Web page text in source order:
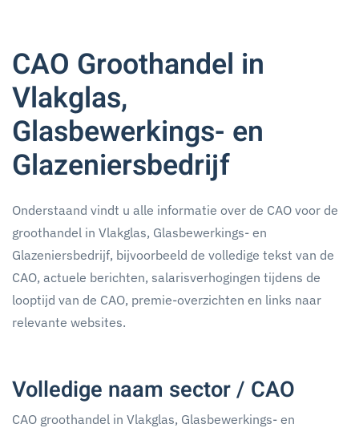
CAO Groothandel in
Vlakglas,
Glasbewerkings- en
Glazeniersbedrijf
Onderstaand vindt u alle informatie over de CAO voor de
groothandel in Vlakglas, Glasbewerkings- en
Glazeniersbedrijf, bijvoorbeeld de volledige tekst van de
CAO, actuele berichten, salarisverhogingen tijdens de
looptijd van de CAO, premie-overzichten en links naar
relevante websites.
Volledige naam sector / CAO
CAO groothandel in Vlakglas, Glasbewerkings- en